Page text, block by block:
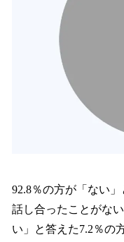
92.8％の方が「ない
話し合ったことがな
い」と答えた7.2％の